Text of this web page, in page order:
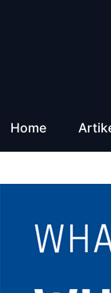
Home